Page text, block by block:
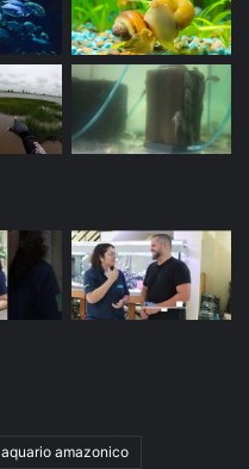
aquario amazonico